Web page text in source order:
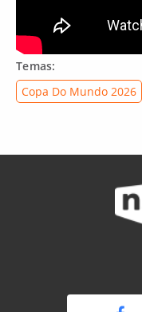
Temas:
Copa Do Mundo 2026